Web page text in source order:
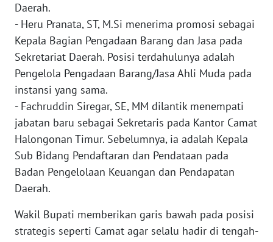
Daerah.
- ​Heru Pranata, ST, M.Si menerima promosi sebagai
Kepala Bagian Pengadaan Barang dan Jasa pada
Sekretariat Daerah. Posisi terdahulunya adalah
Pengelola Pengadaan Barang/Jasa Ahli Muda pada
instansi yang sama.
- ​Fachruddin Siregar, SE, MM dilantik menempati
jabatan baru sebagai Sekretaris pada Kantor Camat
Halongonan Timur. Sebelumnya, ia adalah Kepala
Sub Bidang Pendaftaran dan Pendataan pada
Badan Pengelolaan Keuangan dan Pendapatan
Daerah.
​Wakil Bupati memberikan garis bawah pada posisi
strategis seperti Camat agar selalu hadir di tengah-
WN
JOGJA
WN
JATIM
WN
BALI
WN
KALBAR
WN
WN